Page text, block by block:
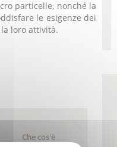
particelle, nonché la
le esigenze dei
loro attività.
Che cos'è